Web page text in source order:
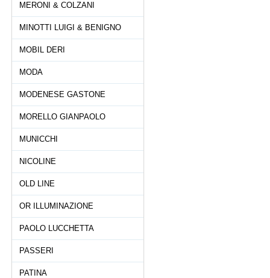
MERONI & COLZANI
MINOTTI LUIGI & BENIGNO
MOBIL DERI
MODA
MODENESE GASTONE
MORELLO GIANPAOLO
MUNICCHI
NICOLINE
OLD LINE
OR ILLUMINAZIONE
PAOLO LUCCHETTA
PASSERI
PATINA